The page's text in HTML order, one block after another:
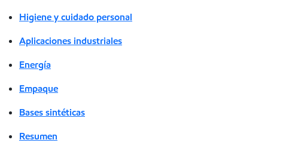
Higiene y cuidado personal
Aplicaciones industriales
Energía
Empaque
Bases sintéticas
Resumen